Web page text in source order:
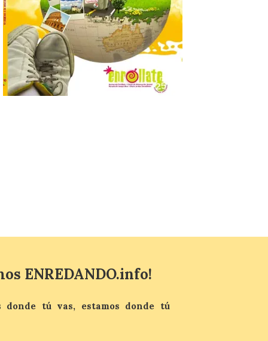
del eclipse solar que
organiza con la ESA y el
Ayuntamiento
7 Ago 2026
Los materiales ya pueden
recogerse gratuitamente
del 12 de agosto
Durante los días 1 y 2 de
infantil como el adulto
pudo disfrutar de un
ENREDANDO.info!
donde tú vas, estamos donde tú